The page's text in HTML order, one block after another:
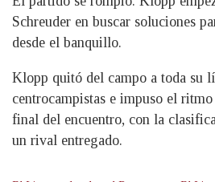
Schreuder en buscar soluciones
desde el banquillo.
Klopp quitó del campo a toda su
centrocampistas e impuso el
final del encuentro, con la
un rival entregado.